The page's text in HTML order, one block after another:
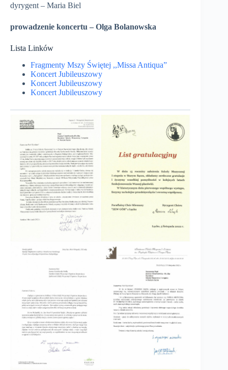
dyrygent – Maria Biel
prowadzenie koncertu – Olga Bolanowska
Lista Linków
Fragmenty Mszy Świętej ,,Missa Antiqua”
Koncert Jubileuszowy
Koncert Jubileuszowy
Koncert Jubileuszowy